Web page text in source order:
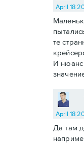
April 18
те
И нюанс
April 18
Да там